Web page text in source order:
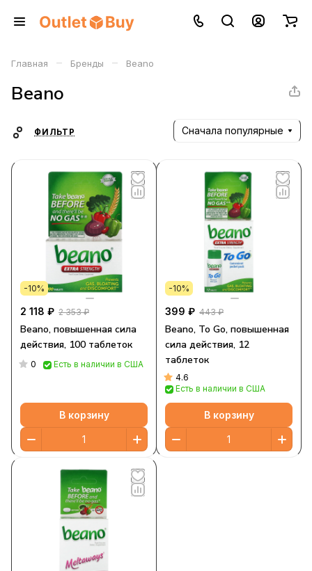
Главная – Бренды – Beano
Beano
ФИЛЬТР Сначала популярные
-10%
2 118 ₽ 2 353 ₽
Beano, повышенная сила
действия, 100 таблеток
0 Есть в наличии в США
В корзину
-10%
399 ₽ 443 ₽
Beano, To Go, повышенная
сила действия, 12
таблеток
4.6
Есть в наличии в США
В корзину